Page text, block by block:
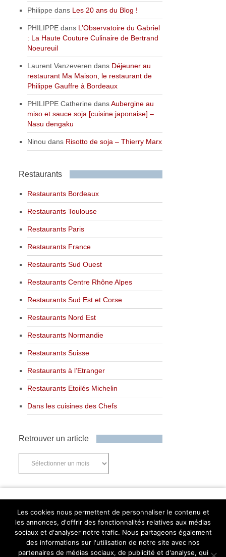
Philippe dans Les 20 ans du Blog !
PHILIPPE dans L’Observatoire du Gabriel
: La Haute Couture Culinaire de Bertrand
Noeureuil
Laurent Vanzeveren dans Déjeuner au
restaurant Ma Maison, le restaurant de
Philippe Gauffre à Bordeaux
PHILIPPE Catherine dansAubergine au
miso et sauce soja [cuisine japonaise] –
Nasu dengaku
Ninou dans Risotto de soja – Thierry Marx
Restaurants
Restaurants Bordeaux
Restaurants Toulouse
Restaurants Paris
Restaurants France
Restaurants Sud Ouest
Restaurants Centre Rhône Alpes
Restaurants Sud Est et Corse
Restaurants Nord Est
Restaurants Normandie
Restaurants Suisse
Restaurants à l’Etranger
Restaurants Etoilés Michelin
Dans les cuisines des Chefs
Retrouver un article
Abonnez-vous
Les cookies nous permettent de personnaliser le contenu et
les annonces, d'offrir des fonctionnalités relatives aux médias
sociaux et d'analyser notre trafic. Nous partageons également
des informations sur l'utilisation de notre site avec nos
partenaires de médias sociaux, de publicité et d'analyse, qui